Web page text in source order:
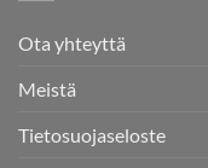
Ota yhteyttä
Meistä
Tietosuojaseloste